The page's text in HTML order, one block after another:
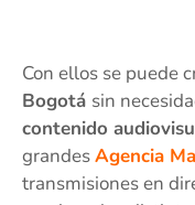
Con ellos se puede
Bogotá sin
contenido
grandesAgencia
transmisiones en